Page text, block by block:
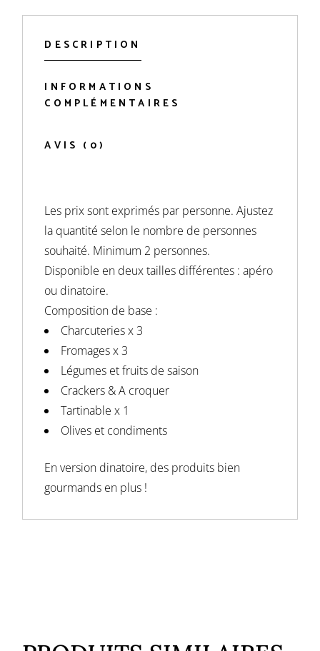
DESCRIPTION
INFORMATIONS
COMPLÉMENTAIRES
AVIS (0)
Les prix sont exprimés par personne. Ajustez
la quantité selon le nombre de personnes
souhaité. Minimum 2 personnes.
Disponible en deux tailles différentes : apéro
ou dinatoire.
Composition de base :
Charcuteries x 3
Fromages x 3
Légumes et fruits de saison
Crackers & A croquer
Tartinable x 1
Olives et condiments
En version dinatoire, des produits bien
gourmands en plus !